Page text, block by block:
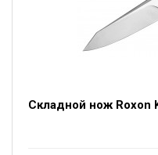
Складной нож Roxon